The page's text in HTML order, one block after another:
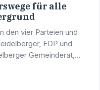
für alle
den vier Parteien und
FDP und
Gemeinderat,